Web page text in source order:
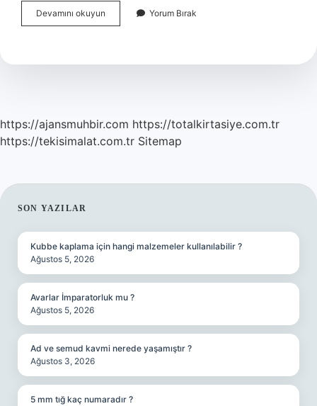
Devamını okuyun Güvenliğin
Karşılığı
Yorum Bırak
https://ajansmuhbir.com https://totalkirtasiye.com.tr
https://tekisimalat.com.tr Sitemap
SIDEBAR
SON YAZILAR
Kubbe kaplama için hangi malzemeler kullanılabilir ?
Ağustos 5, 2026
Avarlar İmparatorluk mu ?
Ağustos 5, 2026
Ad ve semud kavmi nerede yaşamıştır ?
Ağustos 3, 2026
5 mm tığ kaç numaradır ?